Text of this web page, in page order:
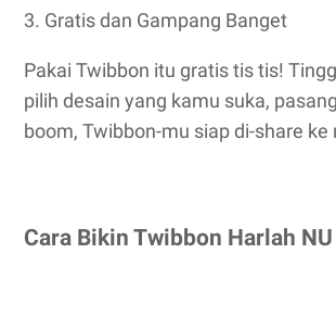
3. Gratis dan Gampang Banget
Pakai Twibbon itu gratis tis tis!
pilih desain yang kamu suka,
boom, Twibbon-mu siap di-share ke
Cara Bikin Twibbon Harlah